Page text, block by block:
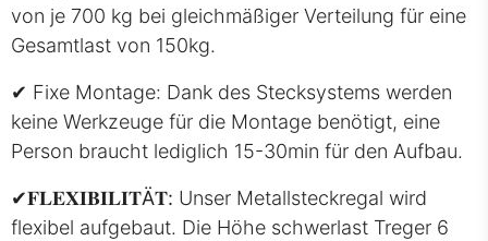
von je 700 kg bei gleichmäßiger Verteilung für eine
Gesamtlast von 150kg.
✔ Fixe Montage: Dank des Stecksystems werden
keine Werkzeuge für die Montage benötigt, eine
Person braucht lediglich 15-30min für den Aufbau.
✔𝐅𝐋𝐄𝐗𝐈𝐁𝐈𝐋𝐈𝐓Ä𝐓: Unser Metallsteckregal wird
flexibel aufgebaut. Die Höhe schwerlast Treger 6